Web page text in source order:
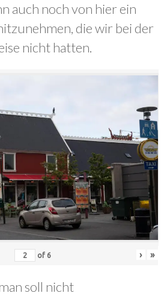
auch noch von hier ein
die wir bei der
nicht hatten.
of 6 › »
soll nicht